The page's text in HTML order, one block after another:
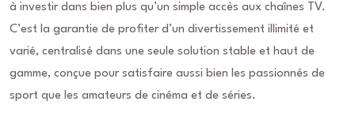
à investir dans bien plus qu’un simple accès aux chaînes TV.
C’est la garantie de profiter d’un divertissement illimité et
varié, centralisé dans une seule solution stable et haut de
gamme, conçue pour satisfaire aussi bien les passionnés de
sport que les amateurs de cinéma et de séries.